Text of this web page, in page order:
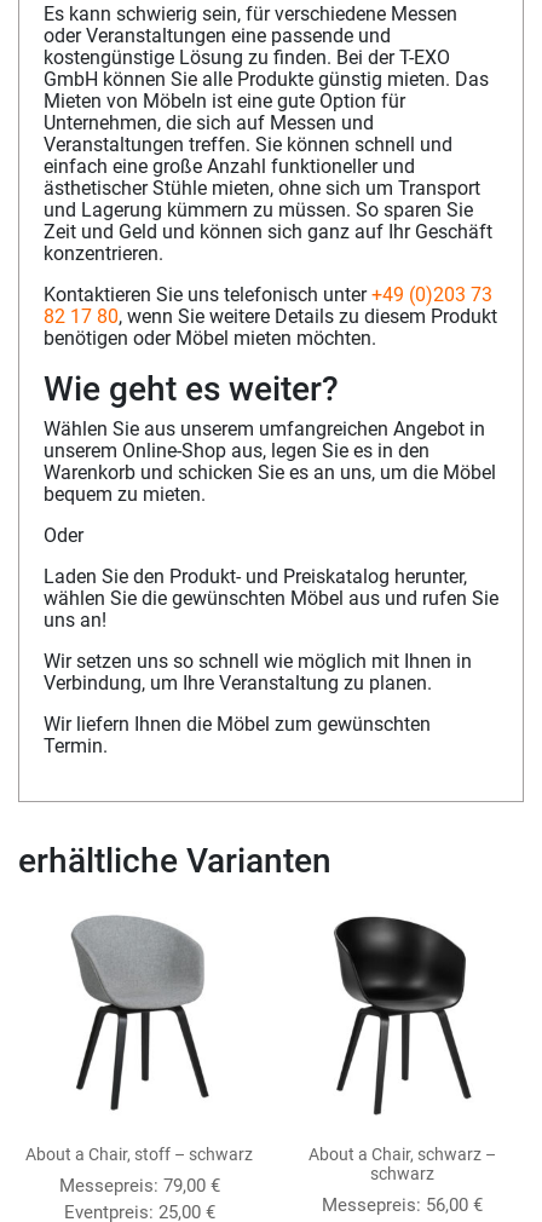
Es kann schwierig sein, für verschiedene Messen
oder Veranstaltungen eine passende und
kostengünstige Lösung zu finden. Bei der T-EXO
GmbH können Sie alle Produkte günstig mieten. Das
Mieten von Möbeln ist eine gute Option für
Unternehmen, die sich auf Messen und
Veranstaltungen treffen. Sie können schnell und
einfach eine große Anzahl funktioneller und
ästhetischer Stühle mieten, ohne sich um Transport
und Lagerung kümmern zu müssen. So sparen Sie
Zeit und Geld und können sich ganz auf Ihr Geschäft
konzentrieren.
Kontaktieren Sie uns telefonisch unter+49 (0)203 73
82 17 80, wenn Sie weitere Details zu diesem Produkt
benötigen oder Möbel mieten möchten.
Wie geht es weiter?
Wählen Sie aus unserem umfangreichen Angebot in
unserem Online-Shop aus, legen Sie es in den
Warenkorb und schicken Sie es an uns, um die Möbel
bequem zu mieten.
Oder
Laden Sie den Produkt- und Preiskatalog herunter,
wählen Sie die gewünschten Möbel aus und rufen Sie
uns an!
Wir setzen uns so schnell wie möglich mit Ihnen in
Verbindung, um Ihre Veranstaltung zu planen.
Wir liefern Ihnen die Möbel zum gewünschten
Termin.
erhältliche Varianten
About a Chair, stoff – schwarz
Messepreis: 79,00 €
Eventpreis: 25,00 €
About a Chair, schwarz –
schwarz
Messepreis: 56,00€